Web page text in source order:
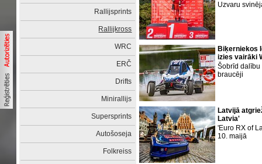
Rallijsprints
Rallijkross
WRC
ERČ
Drifts
Minirallijs
Supersprints
Autošoseja
Folkreiss
Uzvaru
Biķerniekos
izies vairāki
Šobrīd
braucēji
Latvijā
Latvia'
'Euro RX of
10. maijā